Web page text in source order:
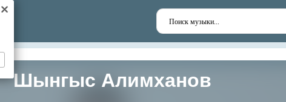
Шынгыс Алимханов